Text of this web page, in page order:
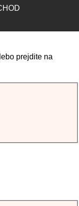
prejdite na